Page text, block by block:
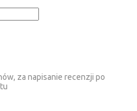
za napisanie recenzji po